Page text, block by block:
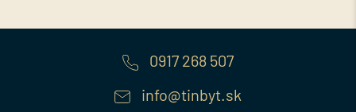
0917 268 507
info@tinbyt.sk